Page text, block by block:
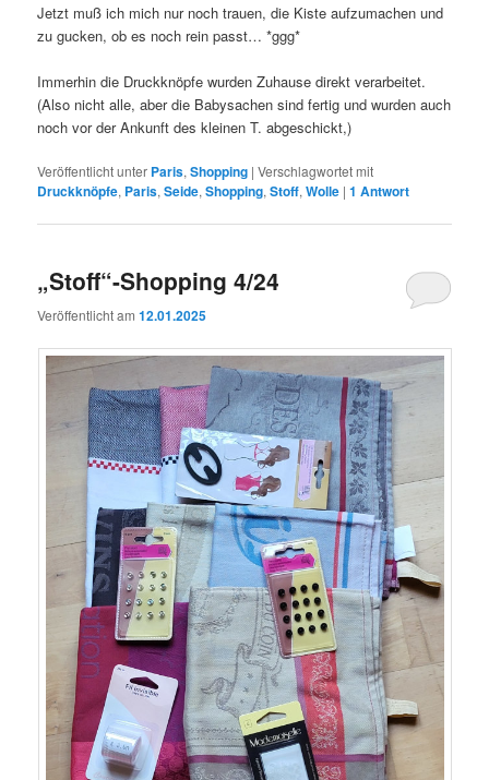
Jetzt muß ich mich nur noch trauen, die Kiste aufzumachen und
zu gucken, ob es noch rein passt… *ggg*
Immerhin die Druckknöpfe wurden Zuhause direkt verarbeitet.
(Also nicht alle, aber die Babysachen sind fertig und wurden auch
noch vor der Ankunft des kleinen T. abgeschickt,)
Veröffentlicht unter Paris,Shopping |Verschlagwortet mit
Druckknöpfe, Paris,Seide,Shopping,Stoff,Wolle |1 Antwort
„Stoff“-Shopping 4/24
Veröffentlicht am12.01.2025